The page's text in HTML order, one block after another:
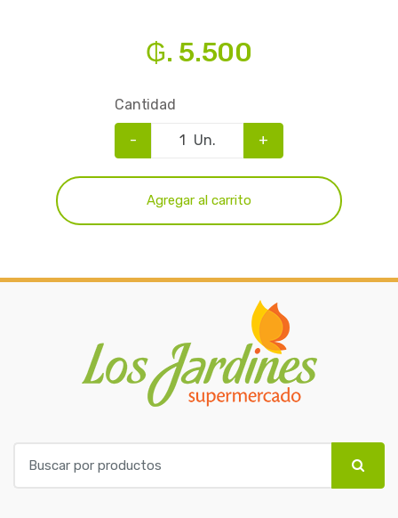
₲. 5.500
Cantidad
- Un. +
Agregar al carrito